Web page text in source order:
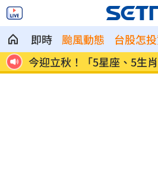
即時 颱風動態 台股怎
今迎立秋！「5星座、5生